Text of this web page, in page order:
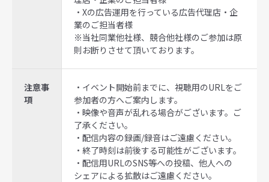
・Xの広告運用を行っている広告代理店・企
業のご担当者様
※当社同業他社様、競合他社様のご参加は原
則お断りさせて頂いております。
注意事
項
・イベント開始前までに、視聴用のURLをご
参加者の方へご案内します。
・映像や音声が乱れる場合がございます。ご
了承ください。
・配信内容の録画/録音はご遠慮ください。
・終了時刻は前後する可能性がございます。
・配信用URLのSNS等への投稿、他人への
シェアによる拡散はご遠慮ください。